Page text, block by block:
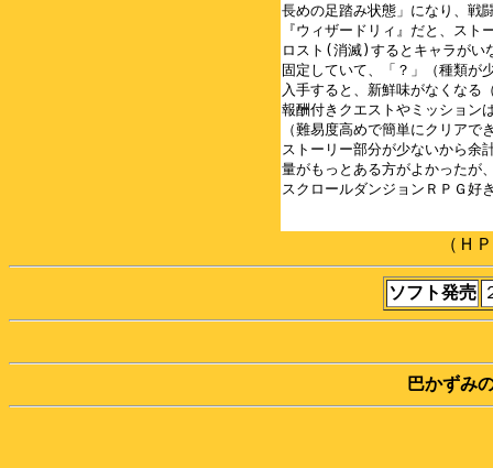
長めの足踏み状態」になり、戦
『ウィザードリィ』だと、ス
ロスト(消滅)するとキャラがい
固定していて、「？」（種類が
入手すると、新鮮味がなくなる
報酬付きクエストやミッション
（難易度高めで簡単にクリアで
ストーリー部分が少ないから余
量がもっとある方がよかったが
（Ｈ
ソフト発売
巴かずみ